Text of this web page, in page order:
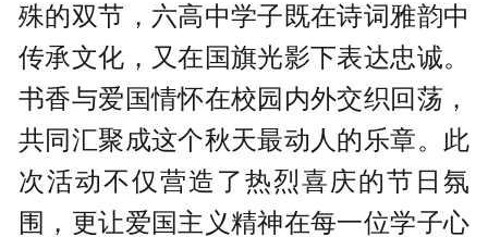
殊的双节，六高中学子既在诗词雅韵中
传承文化，又在国旗光影下表达忠诚。
书香与爱国情怀在校园内外交织回荡，
共同汇聚成这个秋天最动人的乐章。此
次活动不仅营造了热烈喜庆的节日氛
围，更让爱国主义精神在每一位学子心